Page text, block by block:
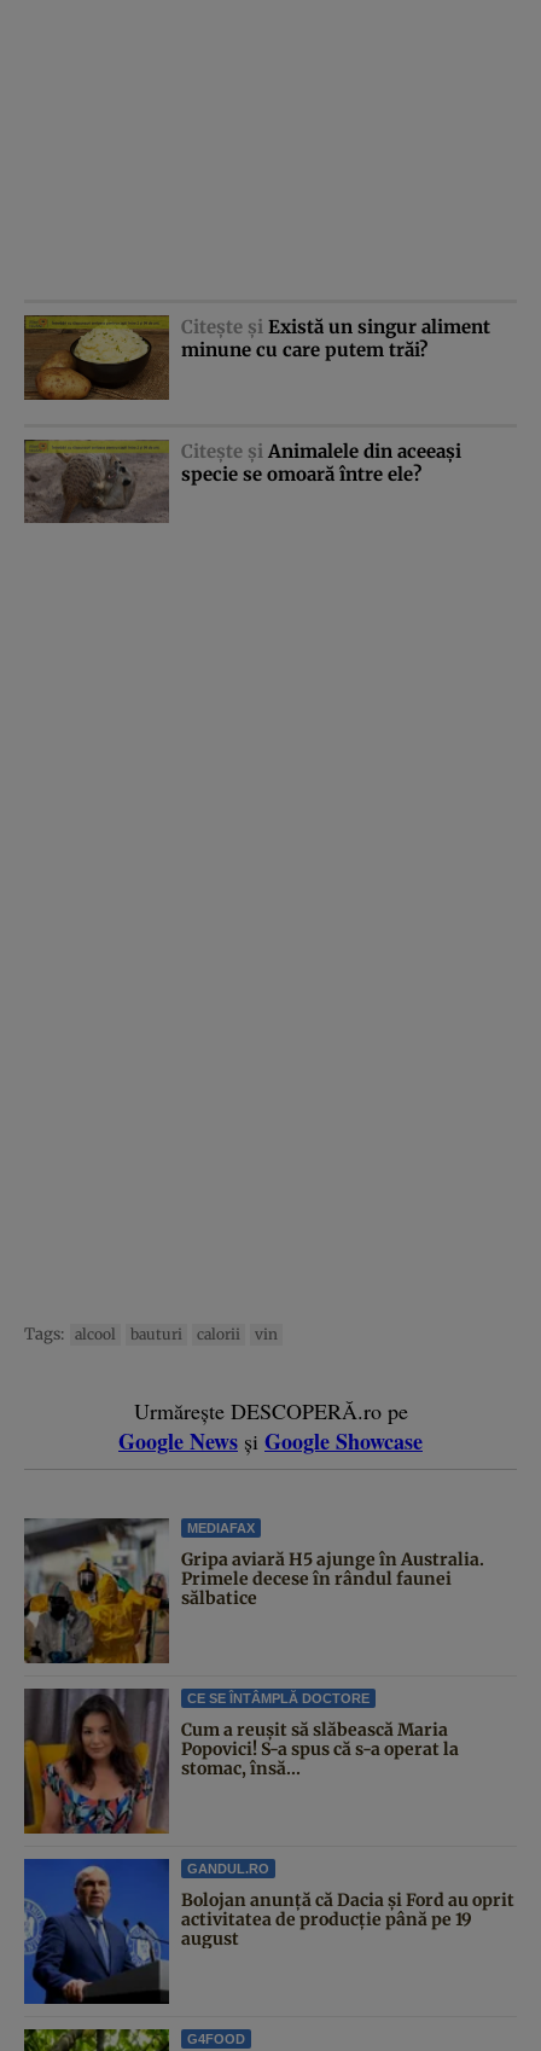
Citeşte şi Există un singur aliment
minune cu care putem trăi?
Citeşte şi Animalele din aceeaşi
specie se omoară între ele?
Tags: alcool bauturi calorii vin
Urmărește DESCOPERĂ.ro pe
Google News și Google Showcase
MEDIAFAX
Gripa aviară H5 ajunge în Australia.
Primele decese în rândul faunei
sălbatice
CE SE ÎNTÂMPLĂ DOCTORE
Cum a reușit să slăbească Maria
Popovici! S-a spus că s-a operat la
stomac, însă...
GANDUL.RO
Bolojan anunță că Dacia și Ford au oprit
activitatea de producție până pe 19
august
G4FOOD